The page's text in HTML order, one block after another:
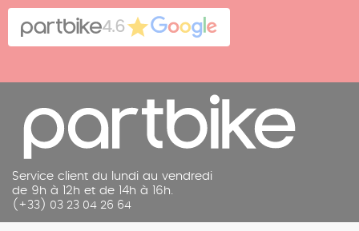
Contact
Cookies
Mentions légales4.6
Service client du lundi au vendredi
de 9h à 12h et de 14h à 16h.
(+33) 03 23 04 26 64